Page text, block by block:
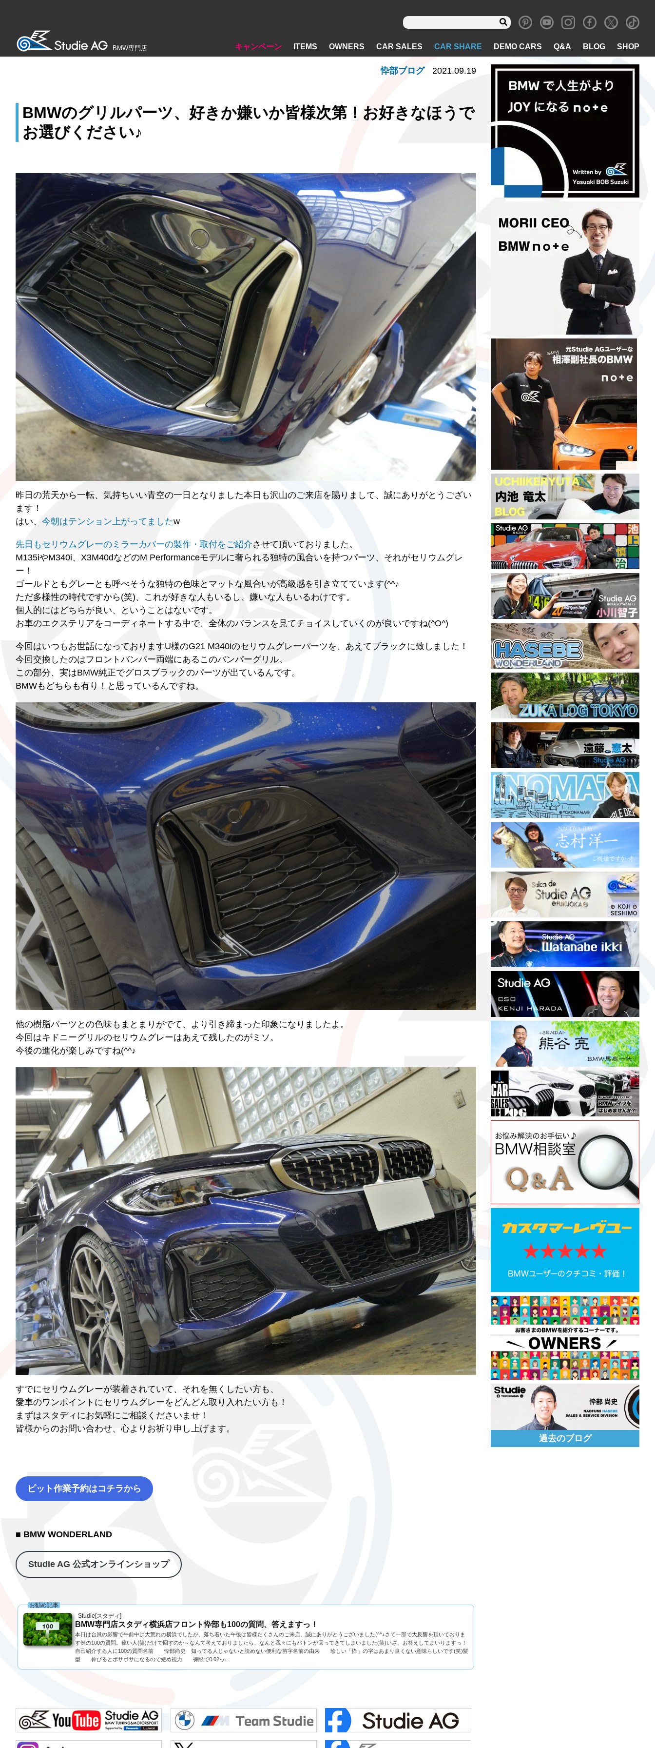
BMW専門店 キャンペーン ITEMS OWNERS CAR SALES CAR SHARE DEMO CARS Q&A BLOG SHOP
BMWのグリルパーツ、好きか嫌いか皆様次第！お好きなほうで
お選びください♪
忰部ブログ 2021.09.19
昨日の荒天から一転、気持ちいい青空の一日となりました本日も沢山のご来店を賜りまして、誠にありがとうござい
ます！
はい、 今朝はテンション上がってましたw
先日もセリウムグレーのミラーカバーの製作・取付をご紹介させて頂いておりました。
M135iやM340i、X3M40dなどのM Performanceモデルに奢られる独特の風合いを持つパーツ、それがセリウムグレ
ー！
ゴールドともグレーとも呼べそうな独特の色味とマットな風合いが高級感を引き立てています(^^♪
ただ多様性の時代ですから(笑)、これが好きな人もいるし、嫌いな人もいるわけです。
個人的にはどちらが良い、ということはないです。
お車のエクステリアをコーディネートする中で、全体のバランスを見てチョイスしていくのが良いですね(^O^)
今回はいつもお世話になっておりますU様のG21 M340iのセリウムグレーパーツを、あえてブラックに致しました！
今回交換したのはフロントバンパー両端にあるこのバンパーグリル。
この部分、実はBMW純正でグロスブラックのパーツが出ているんです。
BMWもどちらも有り！と思っているんですね。
他の樹脂パーツとの色味もまとまりがでて、より引き締まった印象になりましたよ。
今回はキドニーグリルのセリウムグレーはあえて残したのがミソ。
今後の進化が楽しみですね(^^♪
すでにセリウムグレーが装着されていて、それを無くしたい方も、
愛車のワンポイントにセリウムグレーをどんどん取り入れたい方も！
まずはスタディにお気軽にご相談くださいませ！
皆様からのお問い合わせ、心よりお祈り申し上げます。
ピット作業予約はコチラから
■ BMW WONDERLAND
Studie AG 公式オンラインショップ
Studie[スタディ]
お勧め記事
BMW専門店スタディ横浜店フロント忰部も100の質問、答えますっ！
本日は台風の影響で午前中は大荒れの横浜でしたが、落ち着いた午後は皆様たくさんのご来店、誠にありがとうございました(^^♪さて一部で大反響を頂いておりま
す例の100の質問。偉い人(笑)だけで回すのか～なんて考えておりましたら、なんと我々にもバトンが回ってきてしまいました(笑)いざ、お答えしてまいりますっ！
自己紹介する人に100の質問名前 忰部尚史 知ってる人じゃないと読めない便利な苗字名前の由来 珍しい「忰」の字はあまり良くない意味らしいです(笑)髪
型 伸びるとボサボサになるので短め視力 裸眼で0.02っ...
過去のブログ